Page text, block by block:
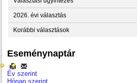
2026. évi választás
Korábbi választások
Eseménynaptár
Év szerint
Hónap szerint